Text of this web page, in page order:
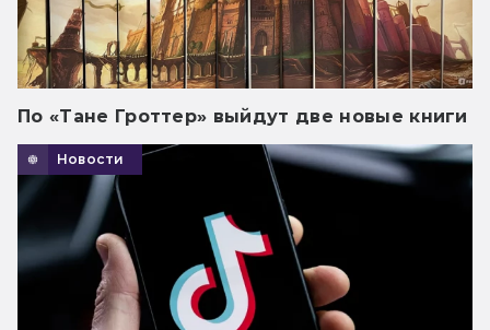
По «Тане Гроттер» выйдут две новые книги
Новости